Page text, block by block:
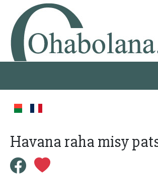
Havana raha misy